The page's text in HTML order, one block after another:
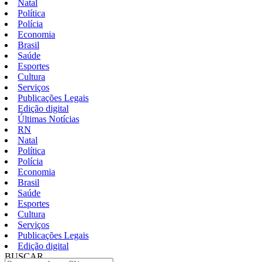
Natal
Política
Polícia
Economia
Brasil
Saúde
Esportes
Cultura
Serviços
Publicações Legais
Edição digital
Últimas Notícias
RN
Natal
Política
Polícia
Economia
Brasil
Saúde
Esportes
Cultura
Serviços
Publicações Legais
Edição digital
BUSCAR